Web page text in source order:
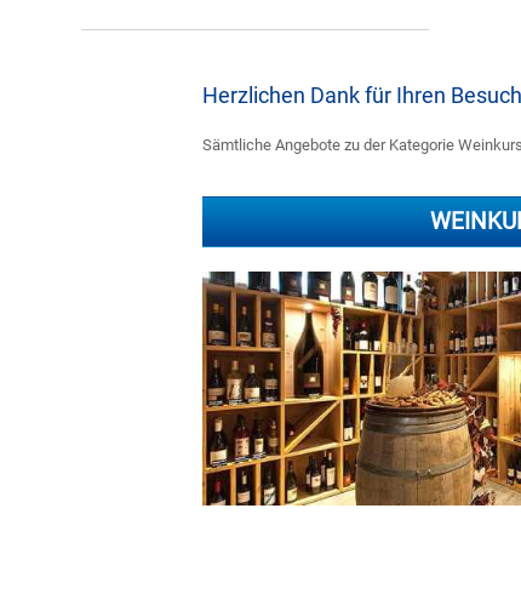
Herzlichen Dank für Ihren
Sämtliche Angebote zu der Kategorie